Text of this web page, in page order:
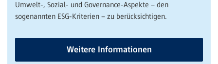
Umwelt-, Sozial- und Governance-Aspekte – den
sogenannten ESG-Kriterien – zu berücksichtigen.
Weitere Informationen